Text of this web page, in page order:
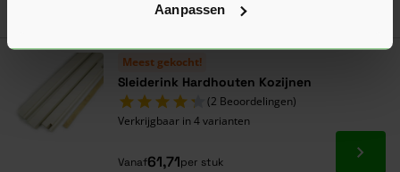
Aanpassen
57,15per stuk
Meest gekocht!
Sleiderink Hardhouten Kozijnen
(2 Beoordelingen)
Verkrijgbaar in 4 varianten
Vanaf61,71per stuk Ga